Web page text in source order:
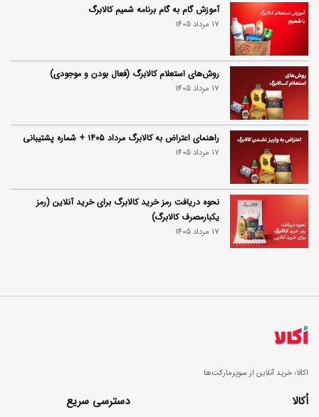
آموزش گام به گام برنامه شمیم کالابرگ
17 مرداد 1405
روش‌های استعلام کالابرگ (فعال بودن و موجودی)
17 مرداد 1405
راهنمای اعتراض به کالابرگ مرداد ۱۴۰۵ + شماره پشتیبانی
17 مرداد 1405
نحوه دریافت رمز خرید کالابرگ برای خرید آنلاین (رمز
یکبارمصرف کالابرگ)
17 مرداد 1405
اکالا؛ خرید آنلاین از سوپرمارکت‌ها
اُکالا دسترسی سریع